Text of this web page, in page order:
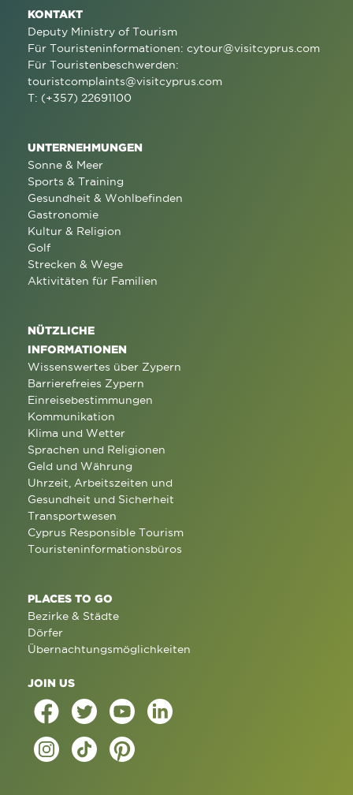
KONTAKT
Deputy Ministry of Tourism
Für Touristeninformationen: cytour@visitcyprus.com
Für Touristenbeschwerden:
touristcomplaints@visitcyprus.com
T: (+357) 22691100
UNTERNEHMUNGEN
Sonne & Meer
Sports & Training
Gesundheit & Wohlbefinden
Gastronomie
Kultur & Religion
Golf
Strecken & Wege
Aktivitäten für Familien
NÜTZLICHE
INFORMATIONEN
Wissenswertes über Zypern
Barrierefreies Zypern
Einreisebestimmungen
Kommunikation
Klima und Wetter
Sprachen und Religionen
Geld und Währung
Uhrzeit, Arbeitszeiten und
Gesundheit und Sicherheit
Transportwesen
Cyprus Responsible Tourism
Touristeninformationsbüros
PLACES TO GO
Bezirke & Städte
Dörfer
Übernachtungsmöglichkeiten
JOIN US